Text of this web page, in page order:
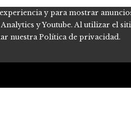
y para mostrar
y Youtube. Al utilizar el
nuestra Política de privacidad.